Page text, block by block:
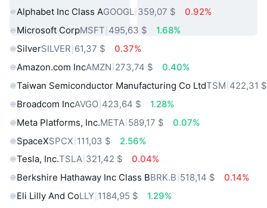
Alphabet Inc Class AGOOGL 359,07 $
0.92%
Microsoft CorpMSFT 495,63 $
1.68%
SilverSILVER 61,37 $
0.37%
Amazon.com IncAMZN 273,74 $
0.40%
Taiwan Semiconductor Manufacturing Co LtdTSM 422,31 $
Broadcom IncAVGO 423,64 $
1.28%
Meta Platforms, Inc.META 589,17 $
0.07%
SpaceXSPCX 111,03 $
2.56%
Tesla, Inc.TSLA 321,42 $
0.04%
Berkshire Hathaway Inc Class BBRK.B 518,14 $
0.14%
Eli Lilly And CoLLY 1184,95 $
1.29%